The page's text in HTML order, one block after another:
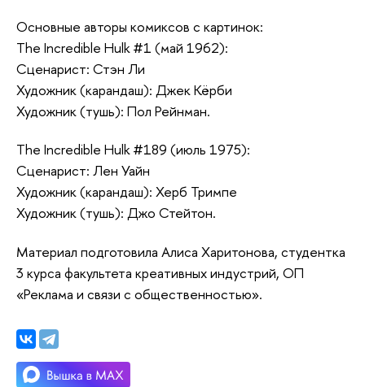
Основные авторы комиксов с картинок:
The Incredible Hulk #1 (май 1962):
Сценарист: Стэн Ли
Художник (карандаш): Джек Кёрби
Художник (тушь): Пол Рейнман.
The Incredible Hulk #189 (июль 1975):
Сценарист: Лен Уайн
Художник (карандаш): Херб Тримпе
Художник (тушь): Джо Стейтон.
Материал подготовила Алиса Харитонова, студентка
3 курса факультета креативных индустрий, ОП
«Реклама и связи с общественностью».